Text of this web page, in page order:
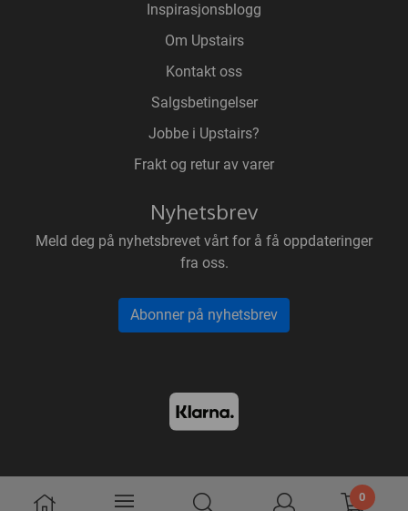
0
Inspirasjonsblogg
Om Upstairs
Kontakt oss
Salgsbetingelser
Jobbe i Upstairs?
Frakt og retur av varer
Nyhetsbrev
Meld deg på nyhetsbrevet vårt for å få oppdateringer
fra oss.
Abonner på nyhetsbrev